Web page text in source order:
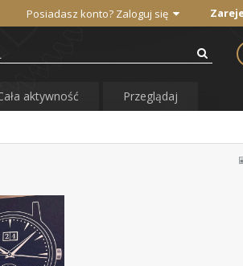
Posiadasz konto? Zaloguj się
aktywność Przeglądaj